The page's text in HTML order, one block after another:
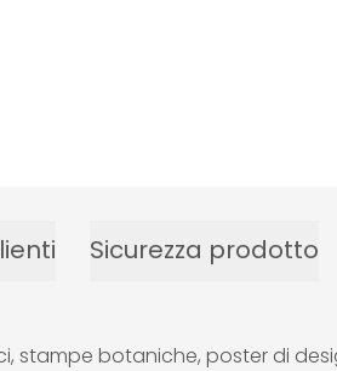
Sicurezza prodotto
stampe botaniche, poster di